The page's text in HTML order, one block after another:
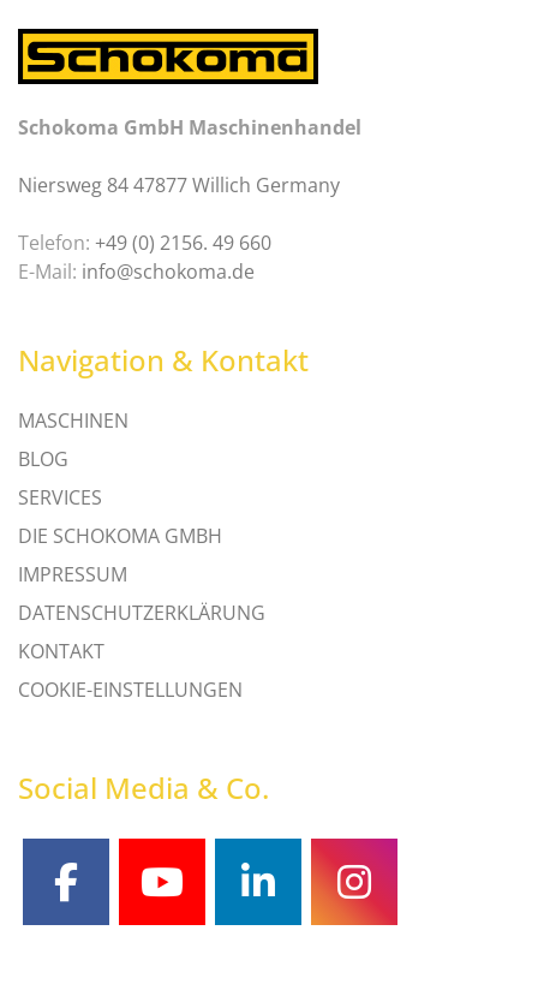
Schokoma GmbH Maschinenhandel
Niersweg 84 47877 Willich Germany
Telefon: +49 (0) 2156. 49 660
E-Mail: info@schokoma.de
Navigation & Kontakt
MASCHINEN
BLOG
SERVICES
DIE SCHOKOMA GMBH
IMPRESSUM
DATENSCHUTZERKLÄRUNG
KONTAKT
COOKIE-EINSTELLUNGEN
Social Media & Co.
facebookyoutubelinkedininstagram